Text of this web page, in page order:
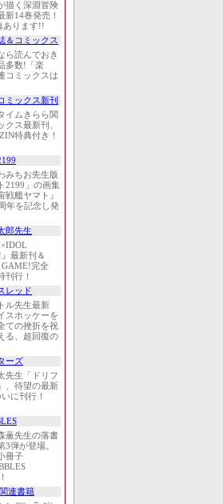
描く深淵冒険
新14巻発売！
あります!!
＆コミックス
ら読んでおき
多数!「楽
コミックスは
ミックス新刊
イムきらら関
クス最新刊、
特典付き！
みちお先生版
2199」の画集
戦艦ヤマト』
年を記念し発
郎先生
』最新刊＆
GAME!完全
刊行！
レッド
ル先生最新
スホッケーを
ての挫折を祝
る、超回復の
ーズ
先生「ドリフ
、待望の最新
に刊行！
薫先生の落書
3弾が登場。
冊子
連書籍